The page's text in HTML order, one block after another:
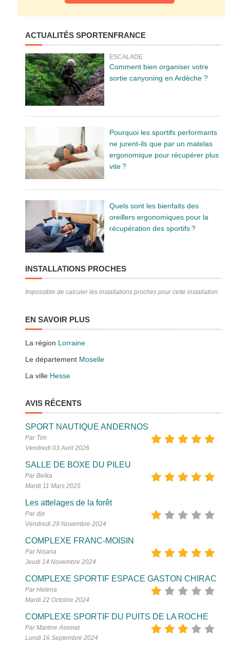
ACTUALITÉS SPORTENFRANCE
ESCALADE
Comment bien organiser votre
sortie canyoning en Ardèche ?
Pourquoi les sportifs performants
ne jurent-ils que par un matelas
ergonomique pour récupérer plus
vite ?
Quels sont les bienfaits des
oreillers ergonomiques pour la
récupération des sportifs ?
INSTALLATIONS PROCHES
Impossible de calculer les installations proches pour cette installation.
EN SAVOIR PLUS
La région Lorraine
Le département Moselle
La ville Hesse
AVIS RÉCENTS
SPORT NAUTIQUE ANDERNOS
Par Tim
Vendredi 03 Avril 2026
SALLE DE BOXE DU PILEU
Par Belka
Mardi 11 Mars 2025
Les attelages de la forêt
Par dje
Vendredi 29 Novembre 2024
COMPLEXE FRANC-MOISIN
Par Nisana
Jeudi 14 Novembre 2024
COMPLEXE SPORTIF ESPACE GASTON CHIRAC
Par Helena
Mardi 22 Octobre 2024
COMPLEXE SPORTIF DU PUITS DE LA ROCHE
Par Martine Assmat
Lundi 16 Septembre 2024